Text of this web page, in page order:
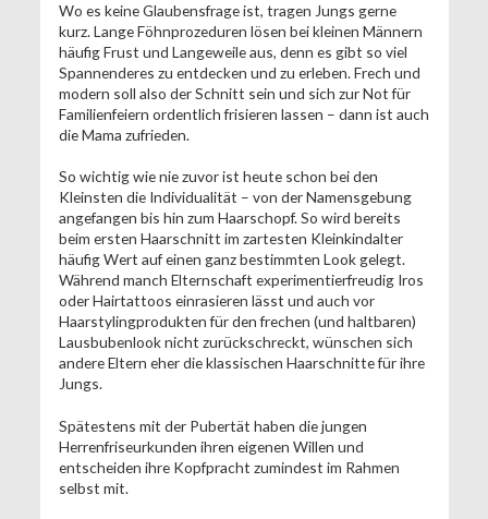
Wo es keine Glaubensfrage ist, tragen Jungs gerne
kurz. Lange Föhnprozeduren lösen bei kleinen Männern
häufig Frust und Langeweile aus, denn es gibt so viel
Spannenderes zu entdecken und zu erleben. Frech und
modern soll also der Schnitt sein und sich zur Not für
Familienfeiern ordentlich frisieren lassen – dann ist auch
die Mama zufrieden.
So wichtig wie nie zuvor ist heute schon bei den
Kleinsten die Individualität – von der Namensgebung
angefangen bis hin zum Haarschopf. So wird bereits
beim ersten Haarschnitt im zartesten Kleinkindalter
häufig Wert auf einen ganz bestimmten Look gelegt.
Während manch Elternschaft experimentierfreudig Iros
oder Hairtattoos einrasieren lässt und auch vor
Haarstylingprodukten für den frechen (und haltbaren)
Lausbubenlook nicht zurückschreckt, wünschen sich
andere Eltern eher die klassischen Haarschnitte für ihre
Jungs.
Spätestens mit der Pubertät haben die jungen
Herrenfriseurkunden ihren eigenen Willen und
entscheiden ihre Kopfpracht zumindest im Rahmen
selbst mit.